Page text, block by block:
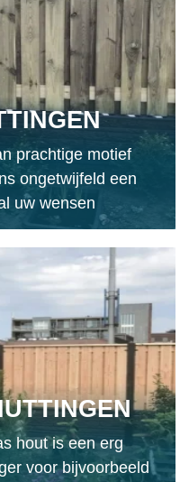
prachtige motief
ongetwijfeld een
uw wensen
hout is een erg
voor bijvoorbeeld